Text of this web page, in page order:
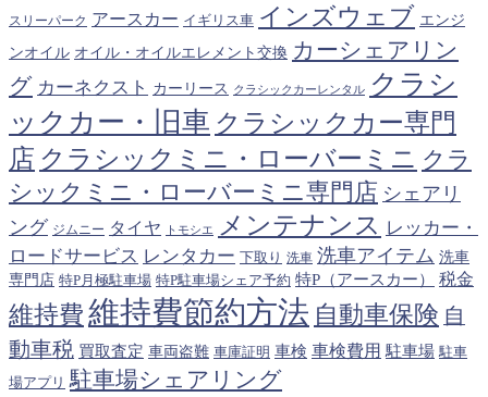
スリーパーク アースカー イギリス車 インズウェブ エンジ
ンオイル オイル・オイルエレメント交換 カーシェアリン
グ カーネクスト カーリース クラシックカーレンタル
クラシ
ックカー・旧車 クラシックカー専門
店 クラシックミニ・ローバーミニ クラ
シックミニ・ローバーミニ専門店 シェアリ
ング ジムニー タイヤ トモシエ メンテナンス レッカー・
ロードサービス レンタカー 下取り 洗車 洗車アイテム 洗車
専門店 特P月極駐車場 特P駐車場シェア予約 特P（アースカー） 税金
維持費 維持費節約方法 自動車保険 自
動車税 買取査定 車両盗難 車庫証明 車検 車検費用 駐車場 駐車
場アプリ 駐車場シェアリング